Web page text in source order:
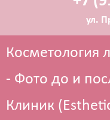
ул.
Косметология
- Фото до и
Клиник